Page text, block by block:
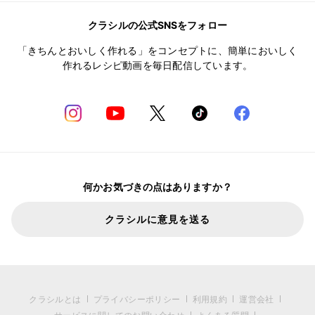
クラシルの公式SNSをフォロー
「きちんとおいしく作れる」をコンセプトに、簡単においしく
作れるレシピ動画を毎日配信しています。
何かお気づきの点はありますか？
クラシルに意見を送る
クラシルとは プライバシーポリシー 利用規約
運営会社